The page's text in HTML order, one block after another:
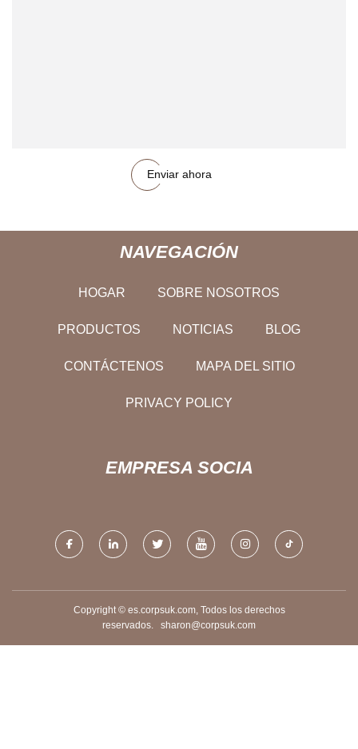
Enviar ahora
NAVEGACIÓN
HOGAR SOBRE NOSOTROS
PRODUCTOS NOTICIAS BLOG
CONTÁCTENOS MAPA DEL SITIO
PRIVACY POLICY
EMPRESA SOCIA
Copyright © es.corpsuk.com, Todos los derechos
reservados. sharon@corpsuk.com